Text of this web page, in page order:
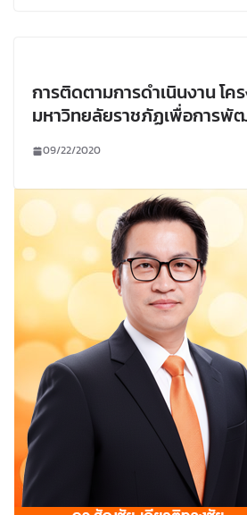
การติดตามการดำเนินงาน โค
มหาวิทยลัยราชภัฏเพื่อการพั
09/22/2020